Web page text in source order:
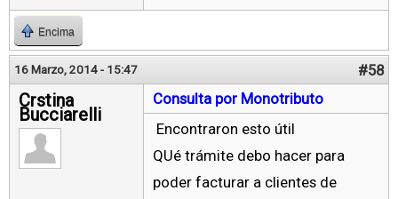
Encima
16 Marzo, 2014 - 15:47 #58
Crstina
Bucciarelli
Consulta por Monotributo
Encontraron esto útil
QUé trámite debo hacer para
poder facturar a clientes de